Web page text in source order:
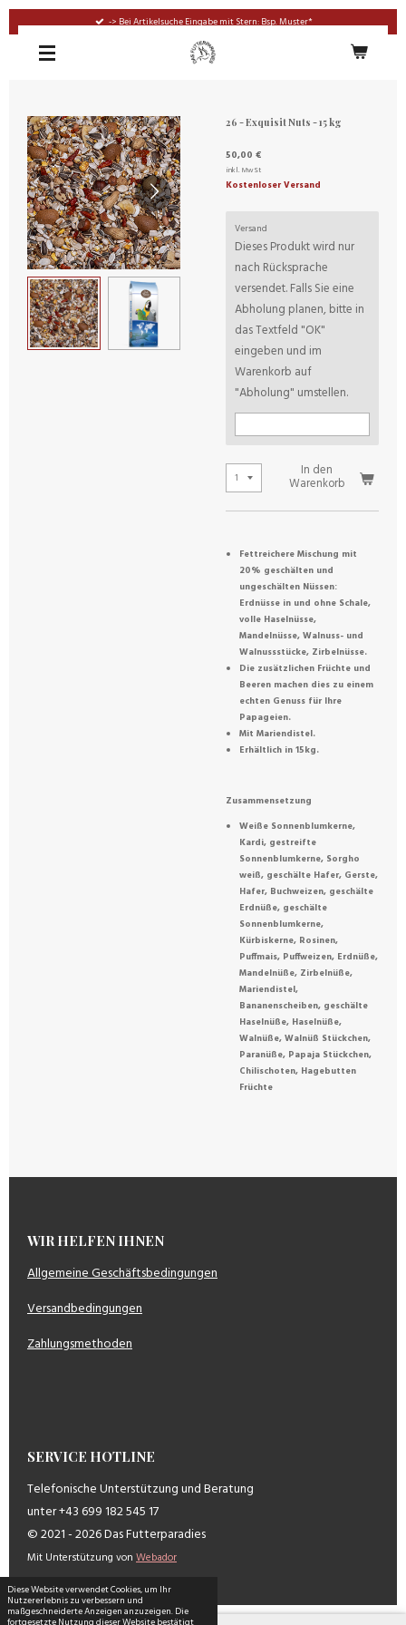
Diese Website verwendet Cookies, um Ihr
Nutzererlebnis zu verbessern und
maßgeschneiderte Anzeigen anzuzeigen. Die
springen
-> Bei Artikelsuche Eingabe mit Stern: Bsp. Muster*
26 - Exquisit Nuts - 15 kg
50,00 €
inkl. MwSt
Kostenloser Versand
Versand
Dieses Produkt wird nur
nach Rücksprache
versendet. Falls Sie eine
Abholung planen, bitte in
das Textfeld "OK"
eingeben und im
Warenkorb auf
"Abholung" umstellen.
In den
Warenkorb
Fettreichere Mischung mit
20% geschälten und
ungeschälten Nüssen:
Erdnüsse in und ohne Schale,
volle Haselnüsse,
Mandelnüsse, Walnuss- und
Walnussstücke, Zirbelnüsse.
Die zusätzlichen Früchte und
Beeren machen dies zu einem
echten Genuss für Ihre
Papageien.
Mit Mariendistel.
Erhältlich in 15kg.
Zusammensetzung
Weiße Sonnenblumkerne,
Kardi, gestreifte
Sonnenblumkerne, Sorgho
weiß, geschälte Hafer, Gerste,
Hafer, Buchweizen, geschälte
Erdnüße, geschälte
Sonnenblumkerne,
Kürbiskerne, Rosinen,
Puffmais, Puffweizen, Erdnüße,
Mandelnüße, Zirbelnüße,
Mariendistel,
Bananenscheiben, geschälte
Haselnüße, Haselnüße,
Walnüße, Walnüß Stückchen,
Paranüße, Papaja Stückchen,
Chilischoten, Hagebutten
Früchte
WIR HELFEN IHNEN
Allgemeine Geschäftsbedingungen
Versandbedingungen
Zahlungsmethoden
SERVICE HOTLINE
Telefonische Unterstützung und Beratung
unter +43 699 182 545 17
© 2021 - 2026 Das Futterparadies
Mit Unterstützung von Webador